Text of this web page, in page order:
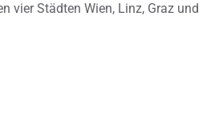
vier Städten Wien, Linz, Graz und